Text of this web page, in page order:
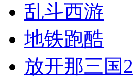
乱斗西游
地铁跑酷
放开那三国2